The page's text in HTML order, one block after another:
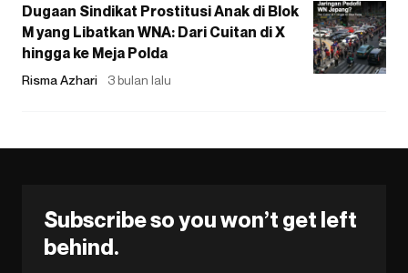
Dugaan Sindikat Prostitusi Anak di Blok
M yang Libatkan WNA: Dari Cuitan di X
hingga ke Meja Polda
Risma Azhari 3 bulan lalu
Subscribe so you won’t get left
behind.